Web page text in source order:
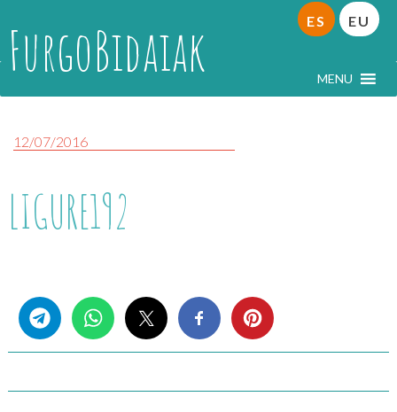
FurgoBidaiak MENU
ES EU
12/07/2016
LIGURE192